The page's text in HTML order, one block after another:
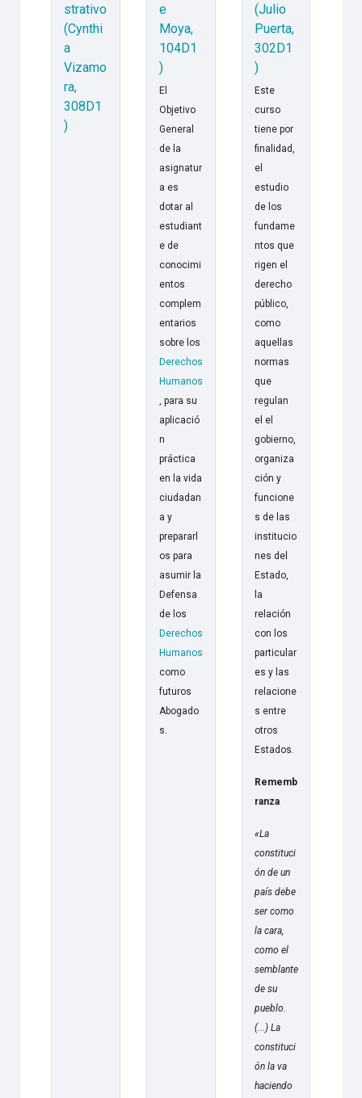
strativo
(Cynthi
a
Vizamo
ra,
308D1
)
e
Moya,
104D1
)
El
Objetivo
General
de la
asignatur
a es
dotar al
estudiant
e de
conocimi
entos
complem
entarios
sobre los
Derechos
Humanos
, para su
aplicació
n
práctica
en la vida
ciudadan
a y
prepararl
os para
asumir la
Defensa
de los
Derechos
Humanos
como
futuros
Abogado
s.
(Julio
Puerta,
302D1
)
Este
curso
tiene por
finalidad,
el
estudio
de los
fundame
ntos que
rigen el
derecho
público,
como
aquellas
normas
que
regulan
el el
gobierno,
organiza
ción y
funcione
s de las
institucio
nes del
Estado,
la
relación
con los
particular
es y las
relacione
s entre
otros
Estados.
Rememb
ranza
«La
constituci
ón de un
país debe
ser como
la cara,
como el
semblante
de su
pueblo.
(...) La
constituci
ón la va
haciendo